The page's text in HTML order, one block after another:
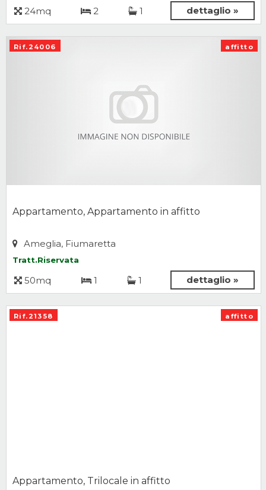
24mq
2 1 dettaglio »
Rif.24006 affitto
Appartamento, Appartamento in affitto
Ameglia, Fiumaretta
Tratt.Riservata
50mq 1 1 dettaglio »
Rif.21358 affitto
Appartamento, Trilocale in affitto